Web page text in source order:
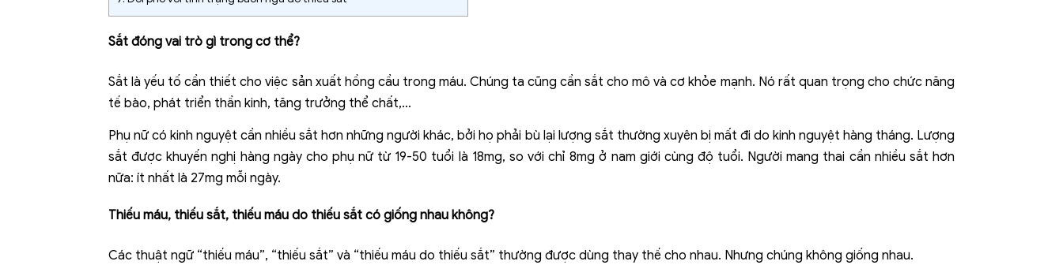
Sắt đóng vai trò gì trong cơ thể?
Sắt là yếu tố cần thiết cho việc sản xuất hồng cầu trong máu. Chúng ta cũng cần sắt cho mô và cơ khỏe mạnh. Nó rất quan trọng cho chức năng
tế bào, phát triển thần kinh, tăng trưởng thể chất,…
Phụ nữ có kinh nguyệt cần nhiều sắt hơn những người khác, bởi họ phải bù lại lượng sắt thường xuyên bị mất đi do kinh nguyệt hàng tháng. Lượng
sắt được khuyến nghị hàng ngày cho phụ nữ từ 19-50 tuổi là 18mg, so với chỉ 8mg ở nam giới cùng độ tuổi. Người mang thai cần nhiều sắt hơn
nữa: ít nhất là 27mg mỗi ngày.
Thiếu máu, thiếu sắt, thiếu máu do thiếu sắt có giống nhau không?
Các thuật ngữ “thiếu máu”, “thiếu sắt” và “thiếu máu do thiếu sắt” thường được dùng thay thế cho nhau. Nhưng chúng không giống nhau.